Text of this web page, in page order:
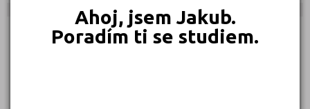
Ahoj, jsem Jakub.
Poradím ti se studiem.
PRIVÁTNÍ